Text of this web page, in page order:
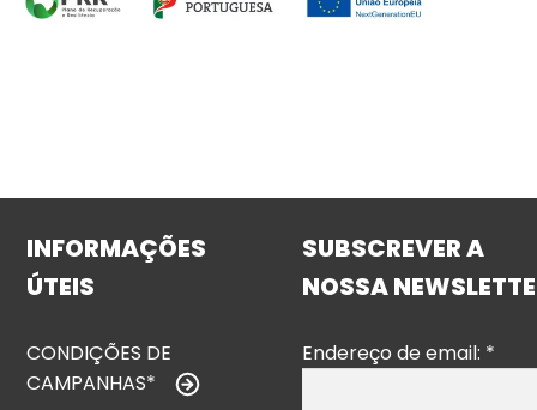
INFORMAÇÕES
ÚTEIS
CONDIÇÕES DE
CAMPANHAS*
SUBSCREVER A
NOSSA
Endereço de email: *